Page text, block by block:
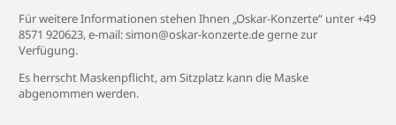
Für weitere Informationen stehen Ihnen „Oskar-Konzerte“ unter +49
8571 920623, e-mail: simon@oskar-konzerte.de gerne zur
Verfügung.
Es herrscht Maskenpflicht, am Sitzplatz kann die Maske
abgenommen werden.